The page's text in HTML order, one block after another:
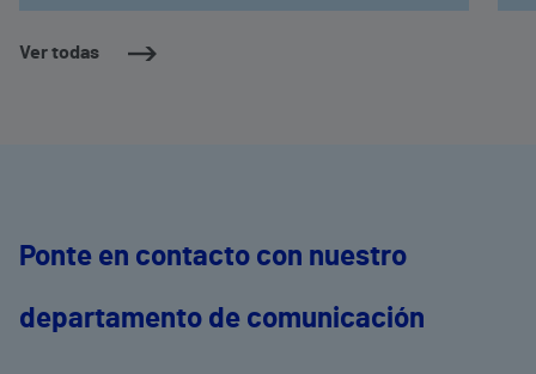
Ver todas
Ponte en contacto con nuestro
departamento de comunicación